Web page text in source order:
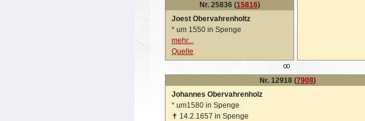
Nr. 25836 (15816)
Joest Obervahrenholtz
* um 1550 in Spenge
mehr...
Quelle
oo
Nr. 12918 (7908)
Johannes Obervahrenholz
* um1580 in Spenge
✝ 14.2.1657 in Spenge